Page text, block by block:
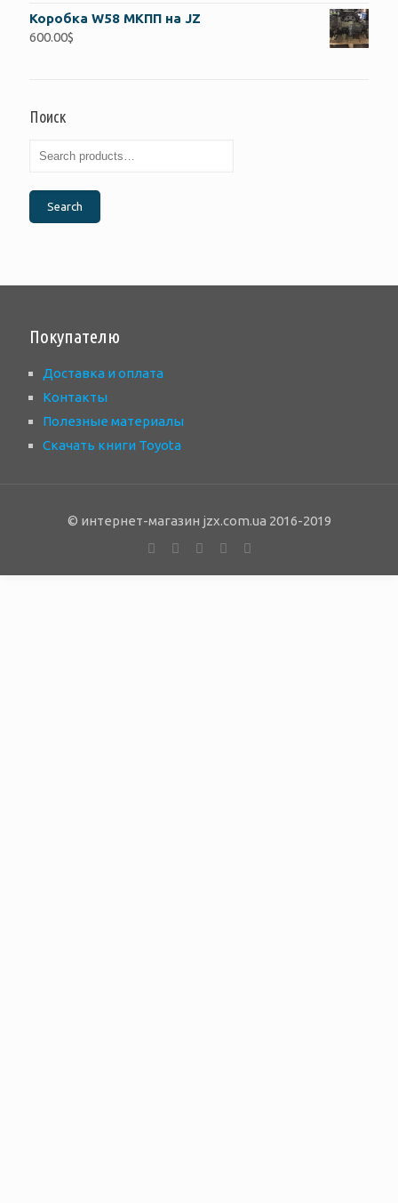
Коробка W58 МКПП на JZ
600.00$
Поиск
Search
Покупателю
Доставка и оплата
Контакты
Полезные материалы
Скачать книги Toyota
© интернет-магазин jzx.com.ua 2016-2019